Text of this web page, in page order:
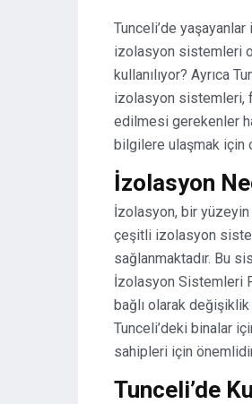
Tunceli’de
izolasyon sistemleri
kullanılıyor? Ayrıca
izolasyon sistemleri,
edilmesi gerekenler
bilgilere ulaşmak için
İzolasyon
İzolasyon, bir yüzeyin
çeşitli izolasyon
sağlanmaktadır. Bu
İzolasyon Sistemleri
bağlı olarak değişiklik
Tunceli’deki binalar
sahipleri için
Tunceli’de